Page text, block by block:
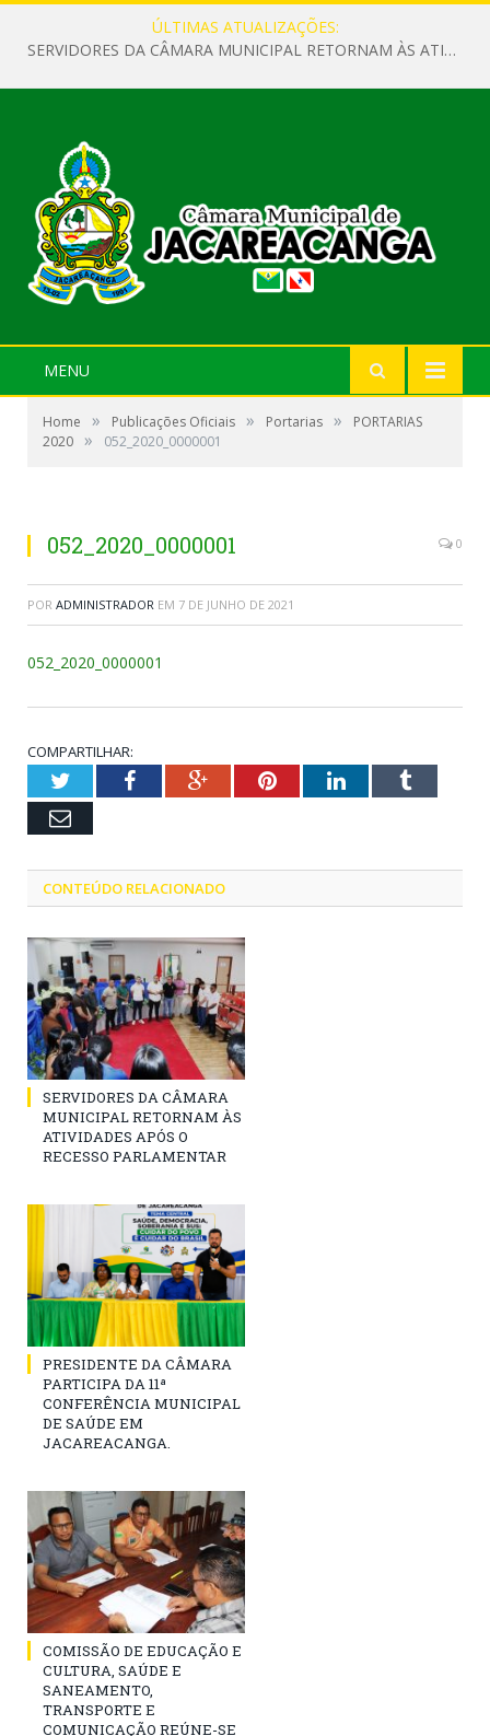
ÚLTIMAS ATUALIZAÇÕES:
SERVIDORES DA CÂMARA MUNICIPAL RETORNAM ÀS ATIVIDADES APÓS O RECESSO PARLAMENTAR
MENU
Home » Publicações Oficiais » Portarias »
PORTARIAS
2020 » 052_2020_0000001
052_2020_0000001 0
POR ADMINISTRADOR EM 7 DE JUNHO DE 2021
052_2020_0000001
COMPARTILHAR:
TwitterFacebookGoogle+PinterestLinkedInTumblr
Email
CONTEÚDO RELACIONADO
SERVIDORES DA CÂMARA
MUNICIPAL RETORNAM ÀS
ATIVIDADES APÓS O
RECESSO PARLAMENTAR
PRESIDENTE DA CÂMARA
PARTICIPA DA 11ª
CONFERÊNCIA MUNICIPAL
DE SAÚDE EM
JACAREACANGA.
COMISSÃO DE EDUCAÇÃO E
CULTURA, SAÚDE E
SANEAMENTO,
TRANSPORTE E
COMUNICAÇÃO REÚNE-SE